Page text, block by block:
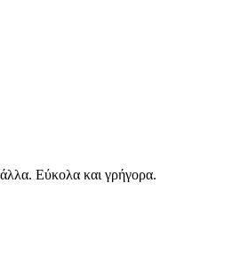
Εύκολα και γρήγορα.